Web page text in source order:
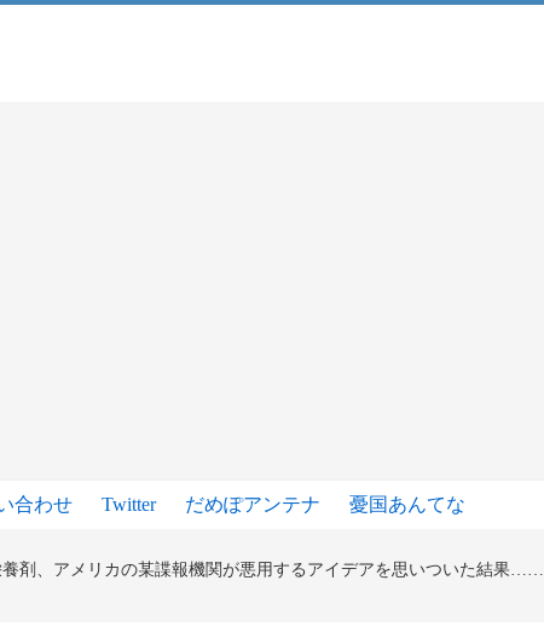
合わせ Twitter だめぽアンテナ 憂国あんてな
剤、アメリカの某諜報機関が悪用するアイデアを思いついた結果……